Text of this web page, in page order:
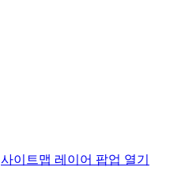
사이트맵 레이어 팝업 열기